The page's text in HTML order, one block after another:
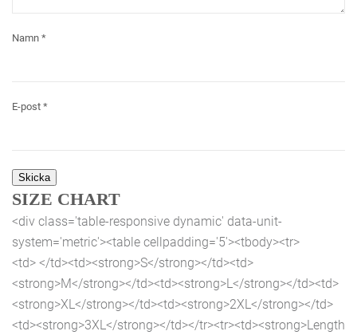
Namn *
E-post *
SIZE CHART
<div class='table-responsive dynamic' data-unit-
system='metric'><table cellpadding='5'><tbody><tr>
<td> </td><td><strong>S</strong></td><td>
<strong>M</strong></td><td><strong>L</strong></td><td>
<strong>XL</strong></td><td><strong>2XL</strong></td>
<td><strong>3XL</strong></td></tr><tr><td><strong>Length